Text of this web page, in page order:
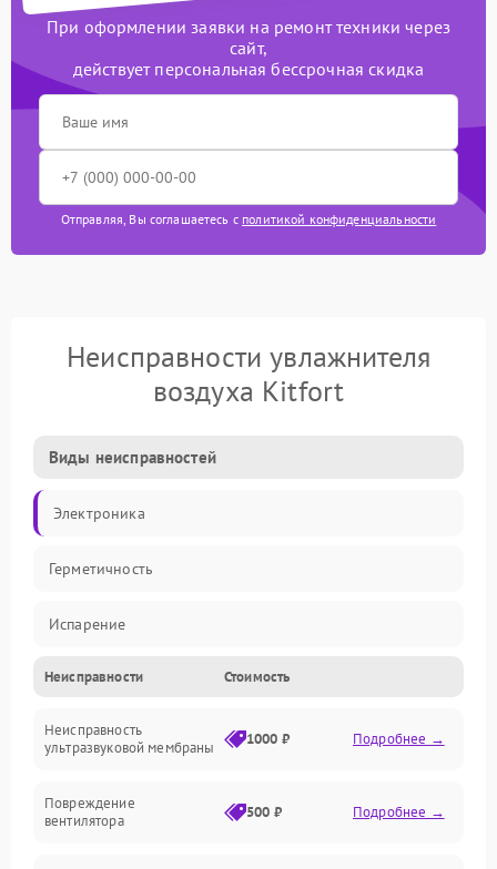
При оформлении заявки на ремонт техники через
сайт,
действует персональная бессрочная скидка
Отправляя, Вы соглашаетесь с политикой конфиденциальности
Неисправности увлажнителя
воздуха Kitfort
Виды неисправностей
Электроника
Герметичность
Испарение
Водяной тракт
Механические повреждения
Неисправности Стоимость
Неисправность
ультразвуковой мембраны
1000 ₽ Подробнее →
Повреждение
вентилятора
500 ₽ Подробнее →